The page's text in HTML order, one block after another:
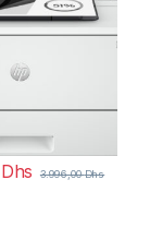
Dhs 3.996,00Dhs